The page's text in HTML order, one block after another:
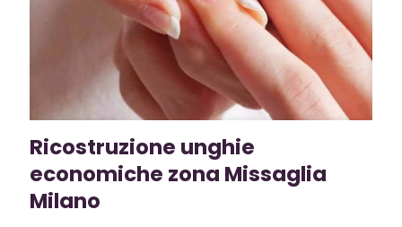
Ricostruzione unghie
economiche zona Missaglia
Milano